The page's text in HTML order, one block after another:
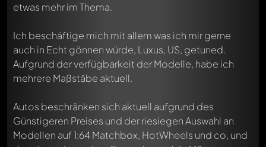
etwas mehr im Thema.
Ich beschäftige mich mit allem was ich mir gerne
auch in Echt gönnen würde, Luxus, US, getuned.
Aufgrund der verfügbarkeit der Modelle, habe ich
mehrere Maßstäbe aktuell.
Autos beschränken sich aktuell aufgrund des
Günstigeren Preises und der riesiegen Auswahl an
Modellen auf 1:64 Matchbox, HotWheels und co, und